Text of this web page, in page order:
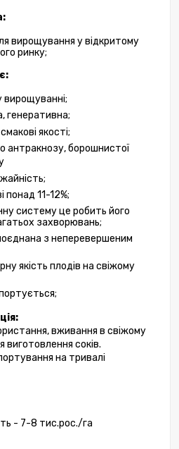
вирощування у відкритому
ринку;
вирощуванні;
генеративна;
якості;
антракнозу, борошнистої
понад 11-12%;
систему це робить його
захворювань;
з неперевершеним
якість плодів на свіжому
вживання в свіжому
виготовлення соків.
на тривалі
- 7-8 тис.рос./га